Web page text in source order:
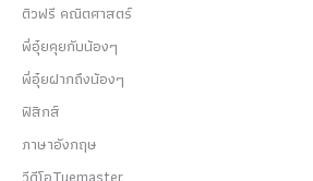
ติวฟรี คณิตศาสตร์
พี่อุ๋ยคุยกับน้องๆ
พี่อุ๋ยฝากถึงน้องๆ
ฟิสิกส์
ภาษาอังกฤษ